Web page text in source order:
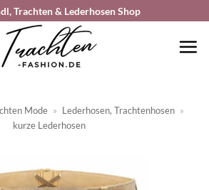
Trachten & Lederhosen Shop
Mode » Lederhosen, Trachtenhosen »
kurze Lederhosen